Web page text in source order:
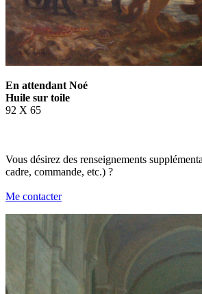
En attendant Noé
Huile sur toile
92 X 65
Vous désirez des renseignements
cadre, commande, etc.) ?
Me contacter